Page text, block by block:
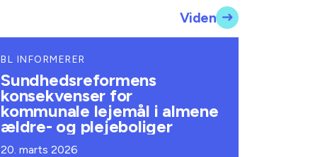
Viden
BL INFORMERER
Sundhedsreformens
konsekvenser for
kommunale lejemål i almene
ældre- og plejeboliger
20. marts 2026